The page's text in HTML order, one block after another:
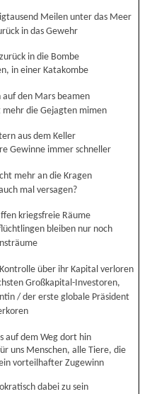
Meilen unter das Meer
in das Gewehr
in die Bombe
in einer Katakombe
den Mars beamen
die Gejagten mimen
aus dem Keller
Gewinne immer schneller
mehr an die Kragen
mal versagen?
kriegsfreie Räume
bleiben nur noch
über ihr Kapital verloren
Großkapital-Investoren,
/ der erste globale Präsident
auf dem Weg dort hin
uns Menschen, alle Tiere, die
vorteilhafter Zugewinn
dabei zu sein